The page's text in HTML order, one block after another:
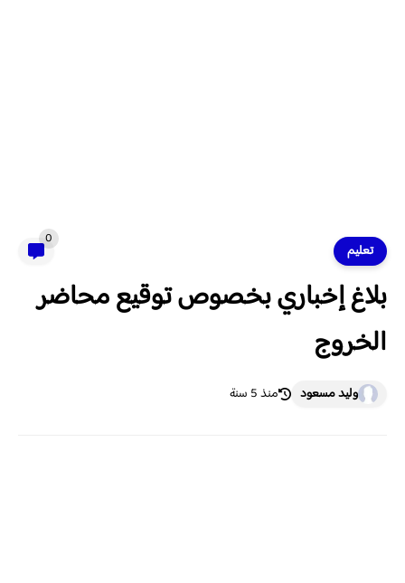
تعليم
0
بلاغ إخباري بخصوص توقيع محاضر
الخروج
وليد مسعود منذ 5 سنة